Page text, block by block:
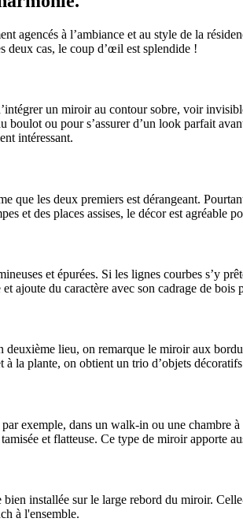
agencés à l’ambiance et au style de la
deux cas, le coup d’œil est splendide !
un miroir au contour sobre, voir
ou pour s’assurer d’un look parfait
intéressant.
que les deux premiers est dérangeant.
et des places assises, le décor est agréable
et épurées. Si les lignes courbes s’y
ajoute du caractère avec son cadrage de bois
lieu, on remarque le miroir aux
la plante, on obtient un trio d’objets
exemple, dans un walk-in ou une
et flatteuse. Ce type de miroir apporte
bien installée sur le large rebord du miroir.
à l'ensemble.